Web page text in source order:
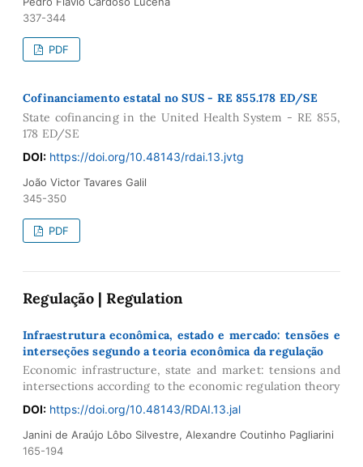
337-344
PDF
Cofinanciamento estatal no SUS - RE 855.178 ED/SE
State cofinancing in the United Health System - RE 855,
178 ED/SE
DOI: https://doi.org/10.48143/rdai.13.jvtg
João Victor Tavares Galil
345-350
PDF
Regulação | Regulation
Infraestrutura econômica, estado e mercado: tensões e
interseções segundo a teoria econômica da regulação
Economic infrastructure, state and market: tensions and
intersections according to the economic regulation theory
DOI: https://doi.org/10.48143/RDAI.13.jal
Janini de Araújo Lôbo Silvestre, Alexandre Coutinho Pagliarini
165-194